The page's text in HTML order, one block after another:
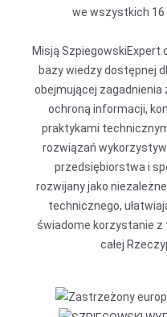
we wszystkich 16
Misją
bazy wiedzy dostępnej
obejmującej
ochroną informacji,
praktykami
rozwiązań
przedsiębiorstwa i
rozwijany jako
technicznego,
świadome korzystanie
całej